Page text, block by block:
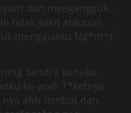
dan mengangguk.
tidak sakit ataupun
mengajakku Ng*nt*t
Sandra kubuka
ke-arah T*ketnya.
ahh lembut dan